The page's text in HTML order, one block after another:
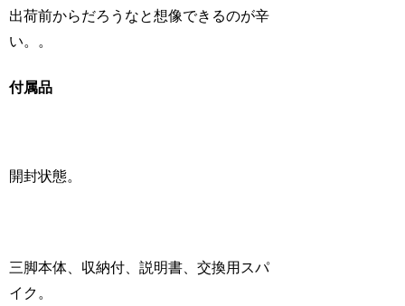
出荷前からだろうなと想像できるのが辛
い。。
付属品
開封状態。
三脚本体、収納付、説明書、交換用スパ
イク。